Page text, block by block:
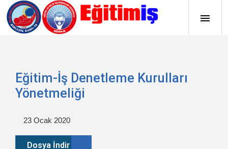
Eğitim-İş Denetleme Kurulları
Yönetmeliği
23 Ocak 2020
Dosya İndir